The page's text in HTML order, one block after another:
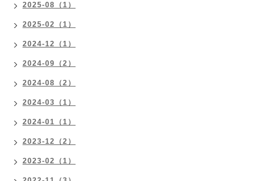
2025-08（1）
2025-02（1）
2024-12（1）
2024-09（2）
2024-08（2）
2024-03（1）
2024-01（1）
2023-12（2）
2023-02（1）